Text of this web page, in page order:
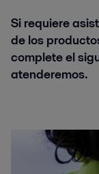
Si requiere
de los
complete el
atenderemos.